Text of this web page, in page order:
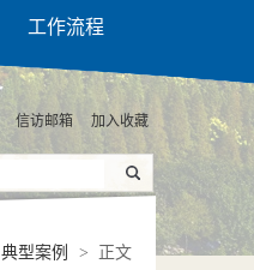
工作流程
信访邮箱 加入收藏
典型案例 > 正文